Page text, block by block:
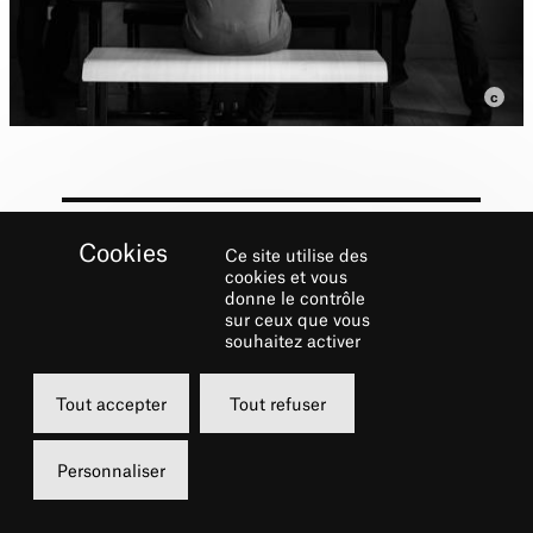
Beat : le battement.
« Fondement principal de la musique dite
pulsée et origine de l’émotion musicale.»
Ce site utilise des
cookies et vous
donne le contrôle
sur ceux que vous
souhaitez activer
Tout accepter Tout refuser
Personnaliser